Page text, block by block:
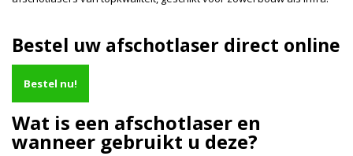
Bestel uw afschotlaser direct online
Bestel nu!
Wat is een afschotlaser en
wanneer gebruikt u deze?